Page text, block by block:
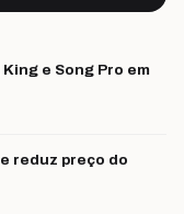
e Song Pro em
reduz preço do